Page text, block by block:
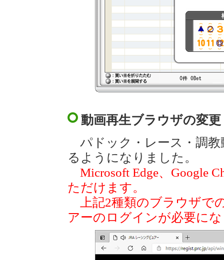
動画再生ブラウザの変更
パドック・レース・調教
るようになりました。
Microsoft Edge、Google
ただけます。
上記2種類のブラウザで
アーのログインが必要に